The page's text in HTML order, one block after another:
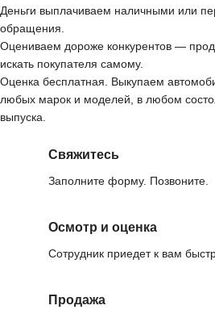
Деньги выплачиваем наличными или
обращения.
Оцениваем дороже конкурентов —
искать покупателя самому.
Оценка бесплатная. Выкупаем
любых марок и моделей, в любом
выпуска.
Свяжитесь
Заполните форму. Позвоните.
Осмотр и оценка
Сотрудник приедет к вам
Продажа